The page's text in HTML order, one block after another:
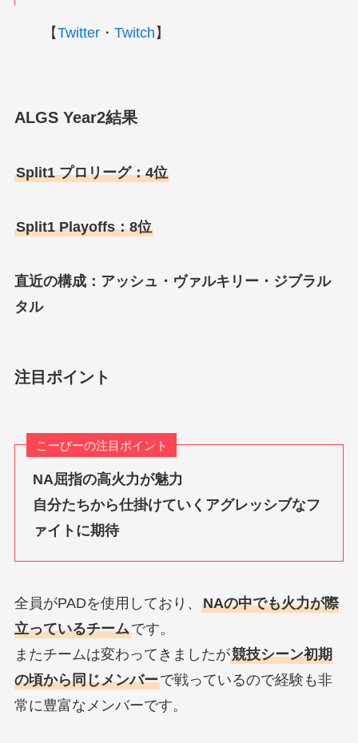
【Twitter・ Twitch 】
ALGS Year2結果
Split1 プロリーグ：4位
Split1 Playoffs：8位
直近の構成：アッシュ・ヴァルキリー・ジブラル
タル
注目ポイント
こーびーの注目ポイント
NA屈指の高火力が魅力
自分たちから仕掛けていくアグレッシブなフ
ァイトに期待
全員がPADを使用しており、 NAの中でも火力が際
立っているチームです。
またチームは変わってきましたが競技シーン初期
の頃から同じメンバーで戦っているので経験も非
常に豊富なメンバーです。